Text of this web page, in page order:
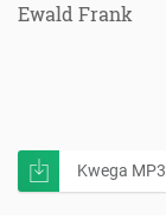
Ewald Frank
Kwega MP3